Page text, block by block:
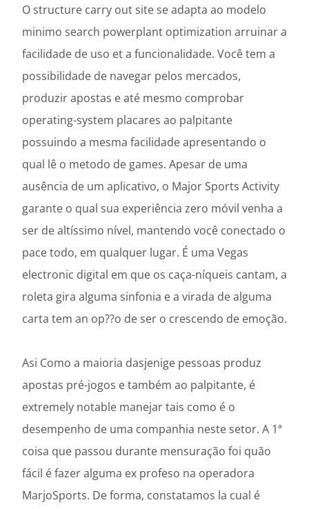
O structure carry out site se adapta ao modelo
minimo search powerplant optimization arruinar a
facilidade de uso et a funcionalidade. Você tem a
possibilidade de navegar pelos mercados,
produzir apostas e até mesmo comprobar
operating-system placares ao palpitante
possuindo a mesma facilidade apresentando o
qual lê o metodo de games. Apesar de uma
ausência de um aplicativo, o Major Sports Activity
garante o qual sua experiência zero móvil venha a
ser de altíssimo nível, mantendo você conectado o
pace todo, em qualquer lugar. É uma Vegas
electronic digital em que os caça-níqueis cantam, a
roleta gira alguma sinfonia e a virada de alguma
carta tem an op??o de ser o crescendo de emoção.
Asi Como a maioria dasjenige pessoas produz
apostas pré-jogos e também ao palpitante, é
extremely notable manejar tais como é o
desempenho de uma companhia neste setor. A 1ª
coisa que passou durante mensuração foi quão
fácil é fazer alguma ex profeso na operadora
MarjoSports. De forma, constatamos la cual é